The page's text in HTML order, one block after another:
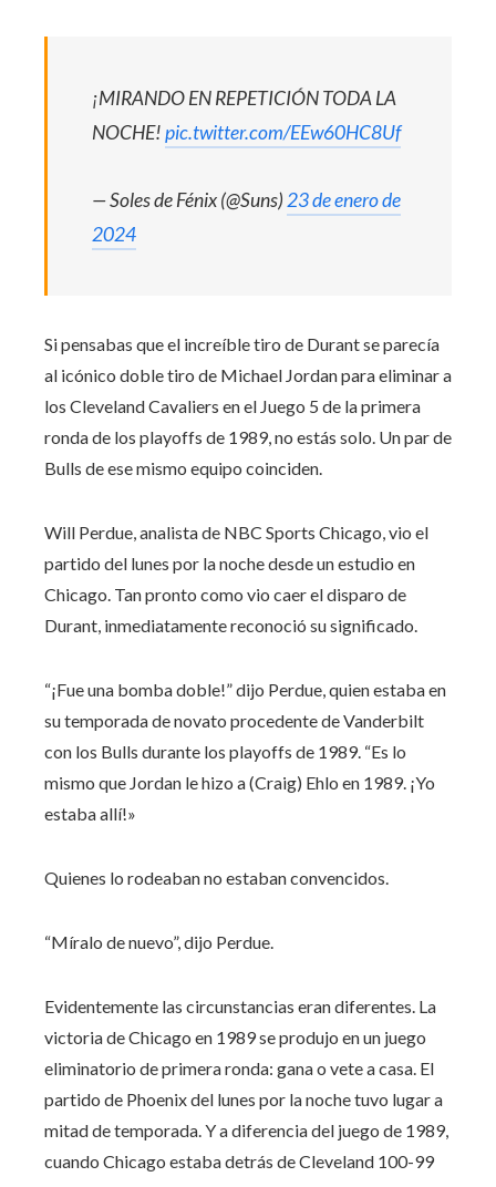
¡MIRANDO EN REPETICIÓN TODA LA
NOCHE!pic.twitter.com/EEw60HC8Uf
— Soles de Fénix (@Suns) 23 de enero de
2024
Si pensabas que el increíble tiro de Durant se parecía
al icónico doble tiro de Michael Jordan para eliminar a
los Cleveland Cavaliers en el Juego 5 de la primera
ronda de los playoffs de 1989, no estás solo. Un par de
Bulls de ese mismo equipo coinciden.
Will Perdue, analista de NBC Sports Chicago, vio el
partido del lunes por la noche desde un estudio en
Chicago. Tan pronto como vio caer el disparo de
Durant, inmediatamente reconoció su significado.
“¡Fue una bomba doble!” dijo Perdue, quien estaba en
su temporada de novato procedente de Vanderbilt
con los Bulls durante los playoffs de 1989. “Es lo
mismo que Jordan le hizo a (Craig) Ehlo en 1989. ¡Yo
estaba allí!»
Quienes lo rodeaban no estaban convencidos.
“Míralo de nuevo”, dijo Perdue.
Evidentemente las circunstancias eran diferentes. La
victoria de Chicago en 1989 se produjo en un juego
eliminatorio de primera ronda: gana o vete a casa. El
partido de Phoenix del lunes por la noche tuvo lugar a
mitad de temporada. Y a diferencia del juego de 1989,
cuando Chicago estaba detrás de Cleveland 100-99